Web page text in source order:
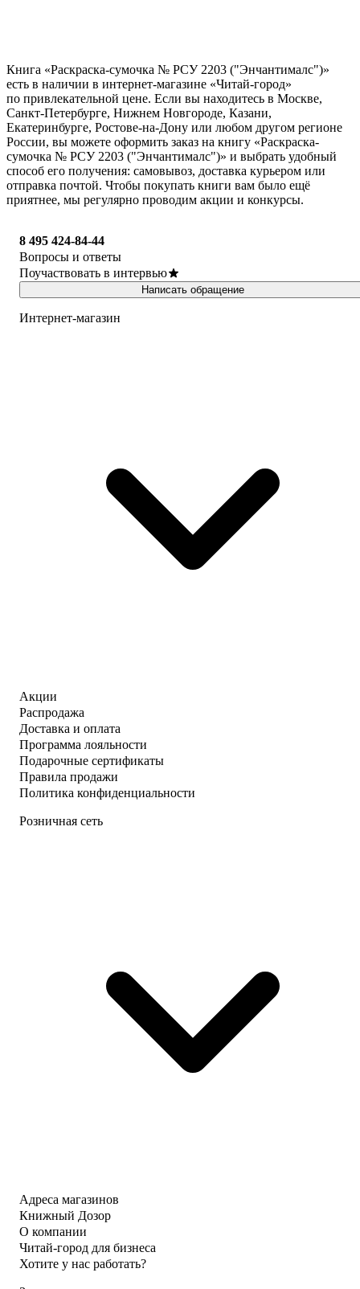
Книга «Раскраска-сумочка № РСУ 2203 ("Энчантималс")»
есть в наличии в интернет-магазине «Читай-город»
по привлекательной цене. Если вы находитесь в Москве,
Санкт-Петербурге, Нижнем Новгороде, Казани,
Екатеринбурге, Ростове-на-Дону или любом другом регионе
России, вы можете оформить заказ на книгу «Раскраска-
сумочка № РСУ 2203 ("Энчантималс")» и выбрать удобный
способ его получения: самовывоз, доставка курьером или
отправка почтой. Чтобы покупать книги вам было ещё
приятнее, мы регулярно проводим акции и конкурсы.
8 495 424-84-44
Вопросы и ответы
Поучаствовать в интервью
Написать обращение
Интернет-магазин
Акции
Распродажа
Доставка и оплата
Программа лояльности
Подарочные сертификаты
Правила продажи
Политика конфиденциальности
Розничная сеть
Адреса магазинов
Книжный Дозор
О компании
Читай-город для бизнеса
Хотите у нас работать?